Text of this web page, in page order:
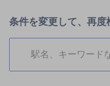
条件を変更して、再度